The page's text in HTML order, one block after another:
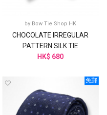
by Bow Tie Shop HK
CHOCOLATE IRREGULAR
PATTERN SILK TIE
HK$ 680
免郵